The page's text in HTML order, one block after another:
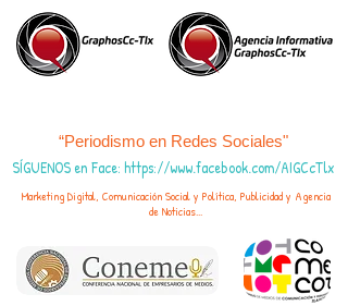
“Periodismo en Redes Sociales"
SÍGUENOS en Face: https://www.facebook.com/AIGCcTlx
Marketing Digital, Comunicación Social y Política, Publicidad y Agencia
de Noticias...